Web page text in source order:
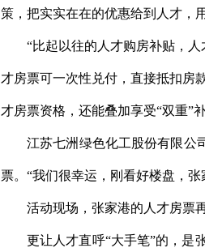
策，把实实在在的优惠给到人才，
“比起以往的人才购房补贴，人
才房票可一次性兑付，直接抵扣房
才房票资格，还能叠加享受“双重”
江苏七洲绿色化工股份有限公
票。“我们很幸运，刚看好楼盘，
活动现场，张家港的人才房票
更让人才直呼“大手笔”的，是